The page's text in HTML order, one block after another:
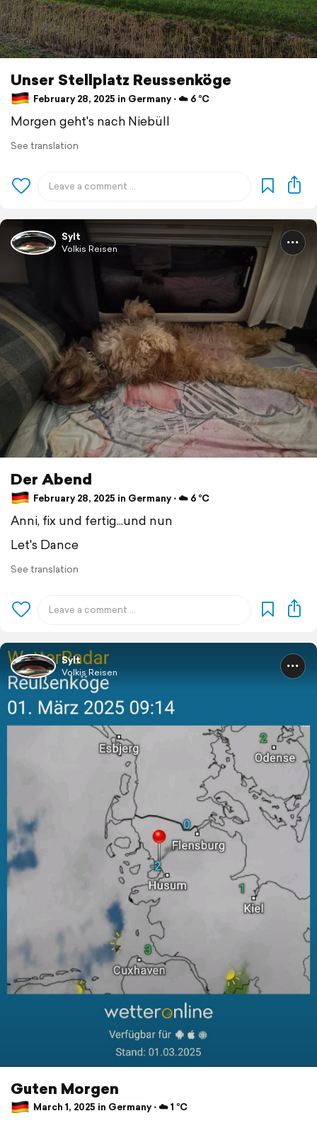
Unser Stellplatz Reussenköge
February 28, 2025 in Germany ⋅ ☁️ 6 °C
Morgen geht's nach Niebüll
See translation
Sylt
Volkis Reisen
Der Abend
February 28, 2025 in Germany ⋅ ☁️ 6 °C
Anni, fix und fertig...und nun
Let's Dance
See translation
Sylt
Volkis Reisen
Guten Morgen
March 1, 2025 in Germany ⋅ ☁️ 1 °C